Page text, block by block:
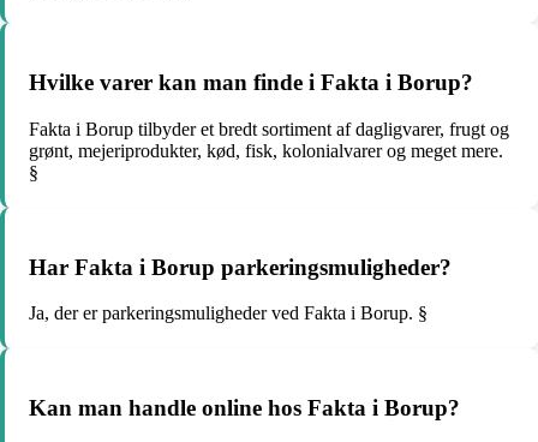
Hvilke varer kan man finde i Fakta i Borup?
Fakta i Borup tilbyder et bredt sortiment af dagligvarer, frugt og
grønt, mejeriprodukter, kød, fisk, kolonialvarer og meget mere.
§
Har Fakta i Borup parkeringsmuligheder?
Ja, der er parkeringsmuligheder ved Fakta i Borup. §
Kan man handle online hos Fakta i Borup?